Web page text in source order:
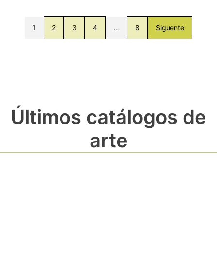
1 2 3 4 … 8 Siguente
Últimos catálogos de
arte